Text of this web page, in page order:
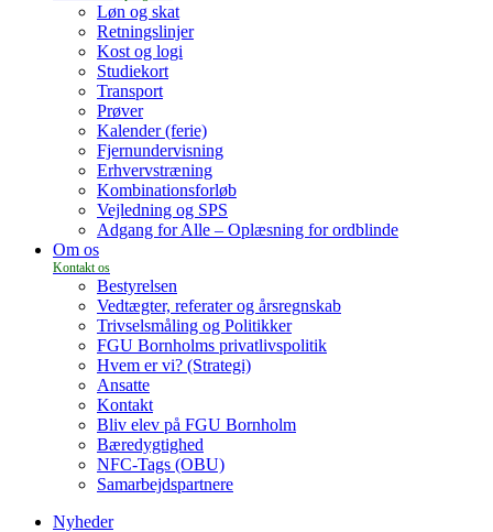
Løn og skat
Retningslinjer
Kost og logi
Studiekort
Transport
Prøver
Kalender (ferie)
Fjernundervisning
Erhvervstræning
Kombinationsforløb
Vejledning og SPS
Adgang for Alle – Oplæsning for ordblinde
Om os
Bestyrelsen
Vedtægter, referater og årsregnskab
Trivselsmåling og Politikker
FGU Bornholms privatlivspolitik
Hvem er vi? (Strategi)
Ansatte
Kontakt
Bliv elev på FGU Bornholm
Bæredygtighed
NFC-Tags (OBU)
Samarbejdspartnere
Nyheder